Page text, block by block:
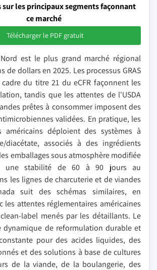
sur les principaux segments façonnant
ce marché
Télécharger le PDF gratuit
est le plus grand marché régional
de dollars en 2025. Les processus GRAS
du titre 21 du eCFR façonnent les
tandis que les attentes de l'USDA
prêtes à consommer imposent des
validées. En pratique, les
américains déploient des systèmes à
diacétate, associés à des ingrédients
emballages sous atmosphère modifiée
une stabilité de 60 à 90 jours au
les lignes de charcuterie et de viandes
suit des schémas similaires, en
les attentes réglementaires américaines
label menés par les détaillants. Le
dynamique de reformulation durable et
pour des acides liquides, des
et des solutions à base de cultures
de la viande, de la boulangerie, des